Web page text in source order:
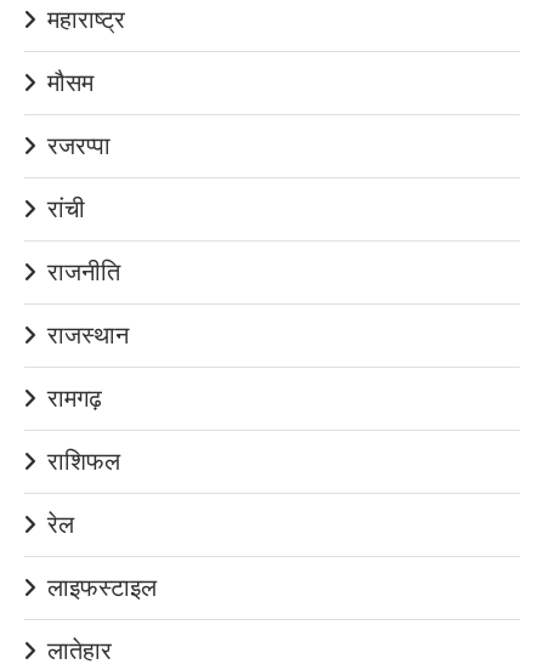
महाराष्ट्र
मौसम
रजरप्पा
रांची
राजनीति
राजस्थान
रामगढ़
राशिफल
रेल
लाइफस्टाइल
लातेहार